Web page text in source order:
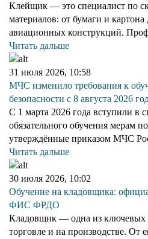
Клейщик — это специалист по
материалов: от бумаги и
авиационных конструкций.
Читать дальше
31 июля 2026, 10:58
МЧС изменило требования к
безопасности с 8 августа 2026
С 1 марта 2026 года вступили в
обязательного обучения мерам
утверждённые приказом МЧС
Читать дальше
30 июля 2026, 10:02
Обучение на кладовщика:
ФИС ФРДО
Кладовщик — одна из ключевых
торговле и на производстве. От